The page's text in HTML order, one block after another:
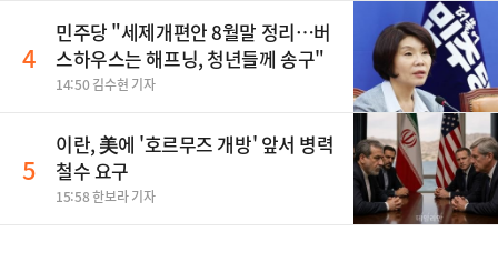
4
민주당 "세제개편안 8월말 정리…버
스하우스는 해프닝, 청년들께 송구"
14:50 김수현 기자
5
이란, 美에 '호르무즈 개방' 앞서 병력
철수 요구
15:58 한보라 기자